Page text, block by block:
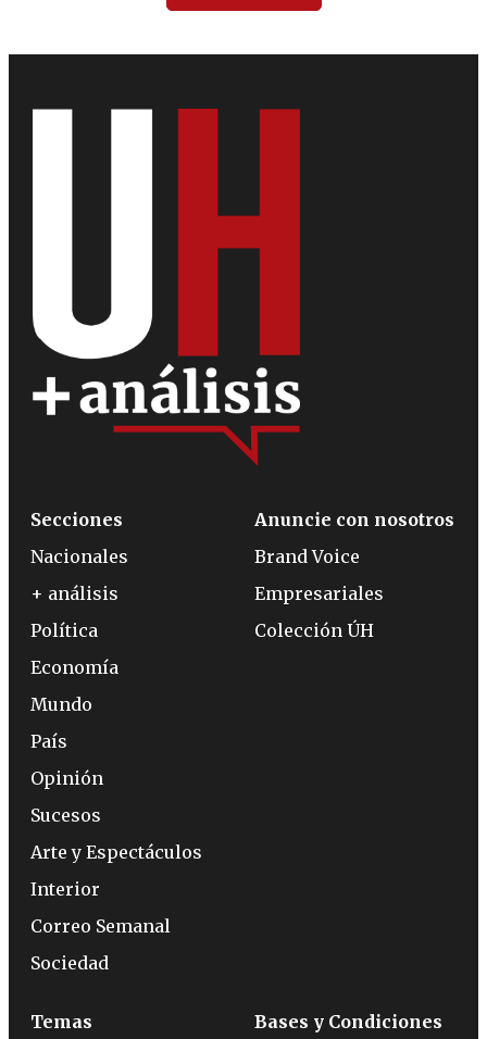
Secciones
Nacionales
+ análisis
Política
Economía
Mundo
País
Opinión
Sucesos
Arte y Espectáculos
Interior
Correo Semanal
Sociedad
Anuncie con nosotros
Brand Voice
Empresariales
Colección ÚH
Temas Bases y Condiciones